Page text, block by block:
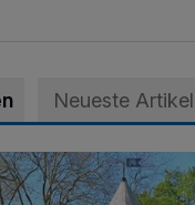
Neueste Artikel
Projekt in Osterath